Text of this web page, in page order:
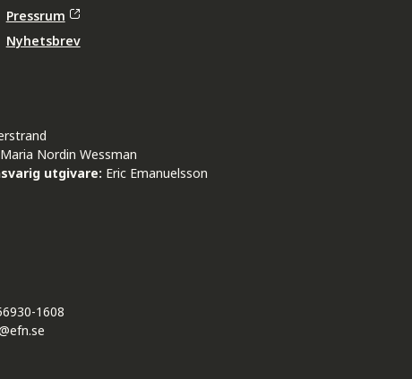
Pressrum
Nyhetsbrev
Maria Nordin Wessman
utgivare: Eric Emanuelsson
1608